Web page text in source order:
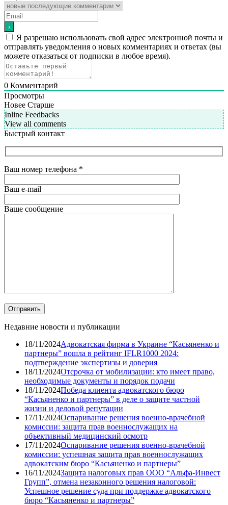
Я разрешаю использовать свой адрес электронной почты и
отправлять уведомления о новых комментариях и ответах (вы
можете отказаться от подписки в любое время).
0 Комментарий
Просмотры
Новее Старше
Inline Feedbacks
View all comments
Быстрый контакт
Ваш номер телефона *
Ваш e-mail
Ваше сообщение
Недавние новости и публикации
18/11/2024Адвокатская фирма в Украине “Касьяненко и
партнеры” вошла в рейтинг IFLR1000 2024:
подтверждение экспертизы и доверия
18/11/2024Отсрочка от мобилизации: кто имеет право,
необходимые документы и порядок подачи
18/11/2024Победа клиента адвокатского бюро
“Касьяненко и партнеры” в деле о защите частной
жизни и деловой репутации
17/11/2024Оспаривание решения военно-врачебной
комиссии: защита прав военнослужащих на
объективный медицинский осмотр
17/11/2024Оспаривание решения военно-врачебной
комиссии: успешная защита прав военнослужащих
адвокатским бюро “Касьяненко и партнеры”
16/11/2024Защита налоговых прав ООО “Альфа-Инвест
Групп”, отмена незаконного решения налоговой:
Успешное решение суда при поддержке адвокатского
бюро “Касьяненко и партнеры”